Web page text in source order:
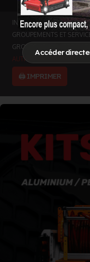
Accéder
INFOS GÉNÉRALES
GROUPEMENTS ET
GROUPEMENTS
AUTRES ORGANISMES
🖨️ IMPRIMER